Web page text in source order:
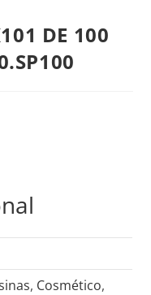
DE 100
, Cosmético,